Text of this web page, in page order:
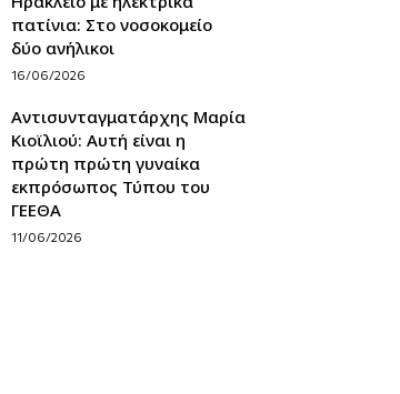
πατίνια: Στο νοσοκομείο
δύο ανήλικοι
16/06/2026
Αντισυνταγματάρχης Μαρία
Κιοϊλιού: Αυτή είναι η
πρώτη πρώτη γυναίκα
εκπρόσωπος Τύπου του
ΓΕΕΘΑ
11/06/2026